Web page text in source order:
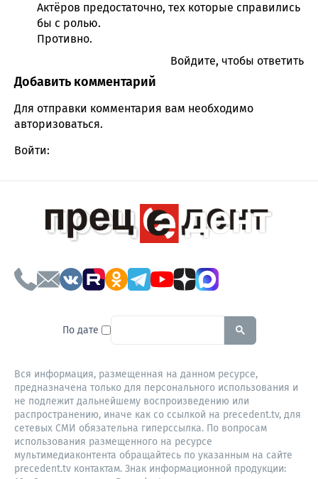
Актёров предостаточно, тех которые справились
бы с ролью.
Противно.
Войдите, чтобы ответить
Добавить комментарий
Для отправки комментария вам необходимо
авторизоваться.
Войти:
По дате To search this site, enter a
Вся информация, размещенная на данном ресурсе,
предназначена только для персонального использования и
не подлежит дальнейшему воспроизведению или
распространению, иначе как со ссылкой на precedent.tv, для
сетевых СМИ обязательна гиперссылка. По вопросам
использования размещенного на ресурсе
мультимедиаконтента обращайтесь по указанным на сайте
precedent.tv контактам. Знак информационной продукции: